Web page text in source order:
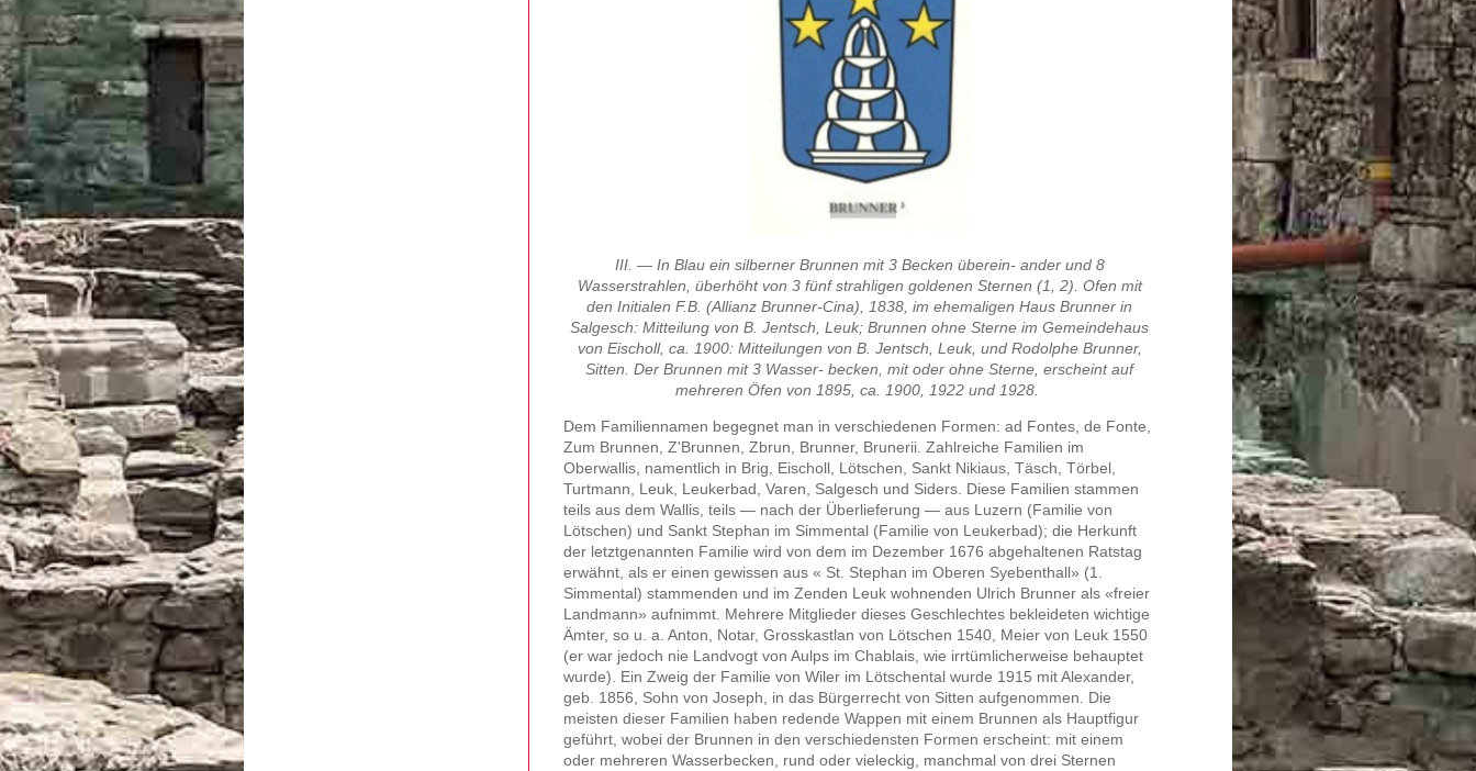
III. — In Blau ein silberner Brunnen mit 3 Becken überein- ander und 8
Wasserstrahlen, überhöht von 3 fünf strahligen goldenen Sternen (1, 2). Ofen mit
den Initialen F.B. (Allianz Brunner-Cina), 1838, im ehemaligen Haus Brunner in
Salgesch: Mitteilung von B. Jentsch, Leuk; Brunnen ohne Sterne im Gemeindehaus
von Eischoll, ca. 1900: Mitteilungen von B. Jentsch, Leuk, und Rodolphe Brunner,
Sitten. Der Brunnen mit 3 Wasser- becken, mit oder ohne Sterne, erscheint auf
mehreren Öfen von 1895, ca. 1900, 1922 und 1928.
Dem Familiennamen begegnet man in verschiedenen Formen: ad Fontes, de Fonte,
Zum Brunnen, Z'Brunnen, Zbrun, Brunner, Brunerii. Zahlreiche Familien im
Oberwallis, namentlich in Brig, Eischoll, Lötschen, Sankt Nikiaus, Täsch, Törbel,
Turtmann, Leuk, Leukerbad, Varen, Salgesch und Siders. Diese Familien stammen
teils aus dem Wallis, teils — nach der Überlieferung — aus Luzern (Familie von
Lötschen) und Sankt Stephan im Simmental (Familie von Leukerbad); die Herkunft
der letztgenannten Familie wird von dem im Dezember 1676 abgehaltenen Ratstag
erwähnt, als er einen gewissen aus « St. Stephan im Oberen Syebenthall» (1.
Simmental) stammenden und im Zenden Leuk wohnenden Ulrich Brunner als «freier
Landmann» aufnimmt. Mehrere Mitglieder dieses Geschlechtes bekleideten wichtige
Ämter, so u. a. Anton, Notar, Grosskastlan von Lötschen 1540, Meier von Leuk 1550
(er war jedoch nie Landvogt von Aulps im Chablais, wie irrtümlicherweise behauptet
wurde). Ein Zweig der Familie von Wiler im Lötschental wurde 1915 mit Alexander,
geb. 1856, Sohn von Joseph, in das Bürgerrecht von Sitten aufgenommen. Die
meisten dieser Familien haben redende Wappen mit einem Brunnen als Hauptfigur
geführt, wobei der Brunnen in den verschiedensten Formen erscheint: mit einem
oder mehreren Wasserbecken, rund oder vieleckig, manchmal von drei Sternen